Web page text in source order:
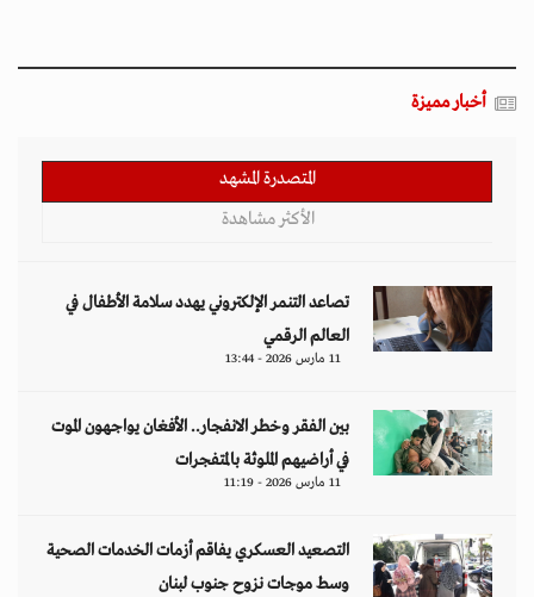
أخبار مميزة
المتصدرة المشهد
الأكثر مشاهدة
تصاعد التنمر الإلكتروني يهدد سلامة الأطفال في
العالم الرقمي
11 مارس 2026 - 13:44
بين الفقر وخطر الانفجار.. الأفغان يواجهون الموت
في أراضيهم الملوثة بالمتفجرات
11 مارس 2026 - 11:19
التصعيد العسكري يفاقم أزمات الخدمات الصحية
وسط موجات نزوح جنوب لبنان